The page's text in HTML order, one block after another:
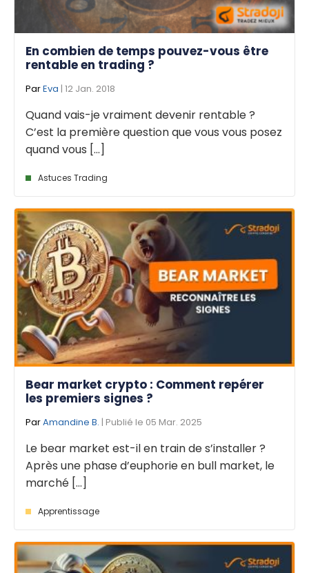
En combien de temps pouvez-vous être
rentable en trading ?
ParEva | 12 Jan. 2018
Quand vais-je vraiment devenir rentable ?
C’est la première question que vous vous posez
quand vous [...]
Astuces Trading
Bear market crypto : Comment repérer
les premiers signes ?
ParAmandine B. | Publié le 05 Mar. 2025
Le bear market est-il en train de s’installer ?
Après une phase d’euphorie en bull market, le
marché [...]
Apprentissage